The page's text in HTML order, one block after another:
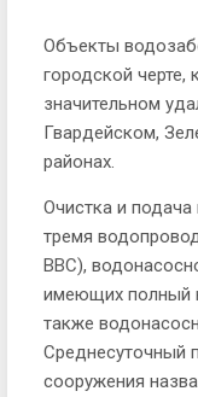
Объекты
городской черте,
значительном
Гвардейском,
районах.
Очистка и
тремя
ВВС),
имеющих полный
также
Среднесуточный
сооружения